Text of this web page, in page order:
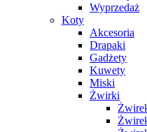
Wyprzedaż
Koty
Akcesoria
Drapaki
Gadżety
Kuwety
Miski
Żwirki